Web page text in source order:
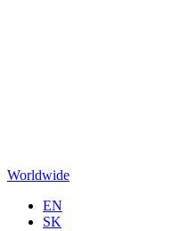
Worldwide
EN
SK